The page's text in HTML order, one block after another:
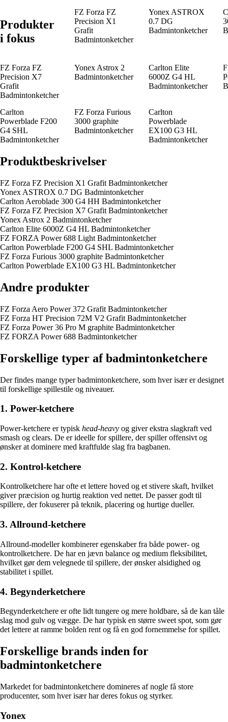
Produkter
i fokus
FZ Forza FZ
Precision X1
Grafit
Badmintonketcher
Yonex ASTROX
0.7 DG
Badmintonketcher
FZ Forza FZ
Precision X7
Grafit
Badmintonketcher
Yonex Astrox 2
Badmintonketcher
Carlton Elite
6000Z G4 HL
Badmintonketcher
Carlton
Powerblade F200
G4 SHL
Badmintonketcher
FZ Forza Furious
3000 graphite
Badmintonketcher
Carlton
Powerblade
EX100 G3 HL
Badmintonketcher
Produktbeskrivelser
FZ Forza FZ Precision X1 Grafit Badmintonketcher
Yonex ASTROX 0.7 DG Badmintonketcher
Carlton Aeroblade 300 G4 HH Badmintonketcher
FZ Forza FZ Precision X7 Grafit Badmintonketcher
Yonex Astrox 2 Badmintonketcher
Carlton Elite 6000Z G4 HL Badmintonketcher
FZ FORZA Power 688 Light Badmintonketcher
Carlton Powerblade F200 G4 SHL Badmintonketcher
FZ Forza Furious 3000 graphite Badmintonketcher
Carlton Powerblade EX100 G3 HL Badmintonketcher
Andre produkter
FZ Forza Aero Power 372 Grafit Badmintonketcher
FZ Forza HT Precision 72M V2 Grafit Badmintonketcher
FZ Forza Power 36 Pro M graphite Badmintonketcher
FZ FORZA Power 688 Badmintonketcher
Forskellige typer af badmintonketchere
Der findes mange typer badmintonketchere, som hver især er designet
til forskellige spillestile og niveauer.
1. Power-ketchere
Power-ketchere er typisk head-heavy og giver ekstra slagkraft ved
smash og clears. De er ideelle for spillere, der spiller offensivt og
ønsker at dominere med kraftfulde slag fra bagbanen.
2. Kontrol-ketchere
Kontrolketchere har ofte et lettere hoved og et stivere skaft, hvilket
giver præcision og hurtig reaktion ved nettet. De passer godt til
spillere, der fokuserer på teknik, placering og hurtige dueller.
3. Allround-ketchere
Allround-modeller kombinerer egenskaber fra både power- og
kontrolketchere. De har en jævn balance og medium fleksibilitet,
hvilket gør dem velegnede til spillere, der ønsker alsidighed og
stabilitet i spillet.
4. Begynderketchere
Begynderketchere er ofte lidt tungere og mere holdbare, så de kan tåle
slag mod gulv og vægge. De har typisk en større sweet spot, som gør
det lettere at ramme bolden rent og få en god fornemmelse for spillet.
Forskellige brands inden for
badmintonketchere
Markedet for badmintonketchere domineres af nogle få store
producenter, som hver især har deres fokus og styrker.
Yonex